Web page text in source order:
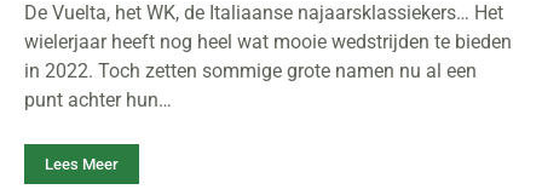
De Vuelta, het WK, de Italiaanse najaarsklassiekers… Het
wielerjaar heeft nog heel wat mooie wedstrijden te bieden
in 2022. Toch zetten sommige grote namen nu al een
punt achter hun…
Lees Meer